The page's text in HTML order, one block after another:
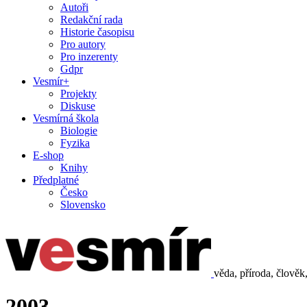
Autoři
Redakční rada
Historie časopisu
Pro autory
Pro inzerenty
Gdpr
Vesmír+
Projekty
Diskuse
Vesmírná škola
Biologie
Fyzika
E-shop
Knihy
Předplatné
Česko
Slovensko
věda, příroda,